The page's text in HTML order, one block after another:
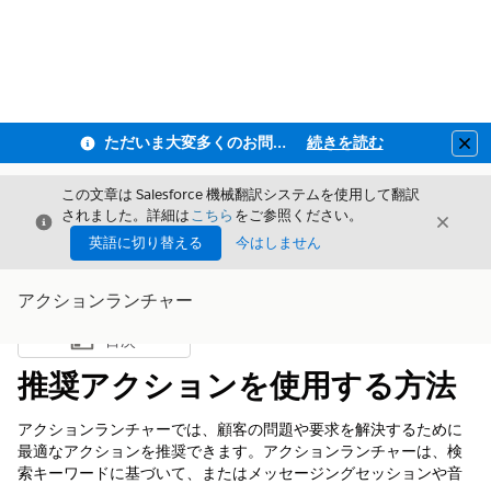
ただいま大変多くのお問い合わせをいただいており、ご連絡までにお時間を頂戴しております 続きを読む
閉じる
この文章は Salesforce 機械翻訳システムを使用して翻訳
されました。詳細はこちら をご参照ください。
英語に切り替える
今はしません
閉じる
アクションランチャー
目次を表示
目次
推奨アクションを使用する方法
アクションランチャーでは、顧客の問題や要求を解決するために
最適なアクションを推奨できます。アクションランチャーは、検
索キーワードに基づいて、またはメッセージングセッションや音